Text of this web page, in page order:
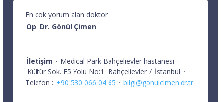
En çok yorum alan doktor
Op. Dr. Gönül Çimen
İletişim · Medical Park Bahçelievler hastanesi ·
Kültür Sok. E5 Yolu No:1
Bahçelievler / İstanbul ·
Telefon : +90 530 066 04 65 · bilgi@gonulcimen.dr.tr